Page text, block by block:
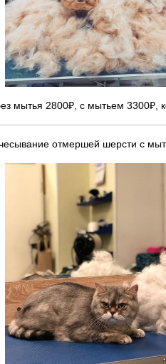
мытья 2800₽, с мытьем 3300₽,
отмершей шерсти с